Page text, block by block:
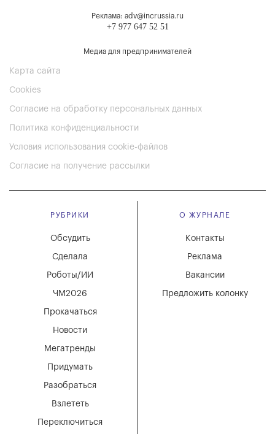
Реклама: adv@incrussia.ru
+7 977 647 52 51
Медиа для предпринимателей
Карта сайта
Cookies
Согласие на обработку персональных данных
Политика конфиденциальности
Условия использования cookie-файлов
Согласие на получение рассылки
РУБРИКИ
Мегатренды
Придумать
Разобраться
Взлететь
Новости
Переключиться
Обсудить
Сделала
Роботы/ИИ
ЧМ2026
Прокачаться
О ЖУРНАЛЕ
Вакансии
Реклама
Контакты
Предложить колонку